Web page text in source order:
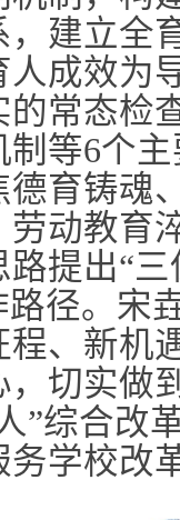
，建立全
人成效为
常态检
等6个
育铸魂
动教育
提出“
路径。宋
、新机
切实做
”综合改
学校改